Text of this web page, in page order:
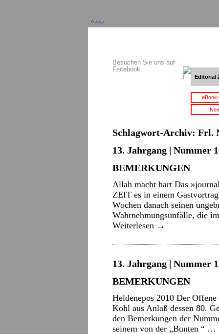
Anzeige
Besuchen Sie uns auf
Facebook
Editorial
Schlagwort-Archiv: Frl.
13. Jahrgang | Nummer
BEMERKUNGEN
Allah macht hart Das
ZEIT es in einem
Wochen danach seinen
Wahrnehmungsunfälle, die
Weiterlesen →
13. Jahrgang | Nummer
BEMERKUNGEN
Heldenepos 2010 Der
Kohl aus Anlaß dessen 80.
den Bemerkungen der
seinem von der „Bunten “ …